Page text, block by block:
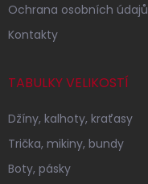
Ochrana osobních údajů
Kontakty
TABULKY VELIKOSTÍ
Džíny, kalhoty, kraťasy
Trička, mikiny, bundy
Boty, pásky